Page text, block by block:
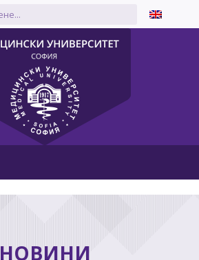
НОВИНИ